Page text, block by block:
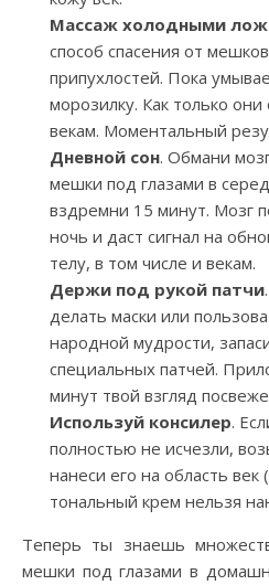
Массаж холодными
способ спасения от
припухлостей. Пока
морозилку. Как только
векам. Моментальный
Дневной сон. Обмани
мешки под глазами в
вздремни 15 минут. Мозг
ночь и даст сигнал на
телу, в том числе и векам.
Держи под рукой патчи
делать маски или
народной мудрости,
специальных патчей.
минут твой взгляд
Используй консилер.
полностью не исчезли,
нанеси его на область
тональный крем нельзя
Теперь ты знаешь
мешки под глазами в